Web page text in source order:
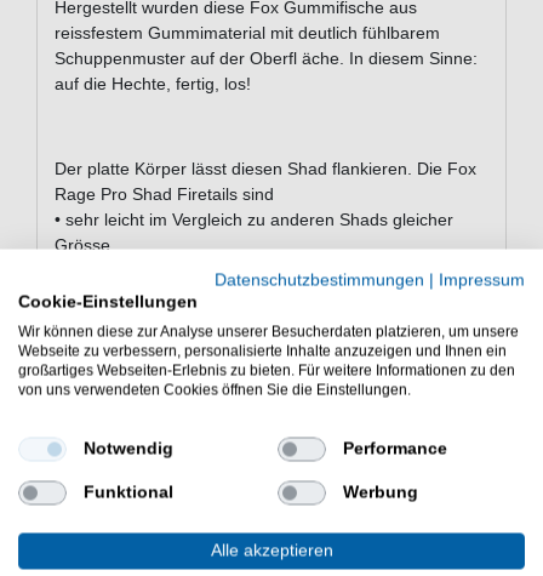
Hergestellt wurden diese Fox Gummifische aus
reissfestem Gummimaterial mit deutlich fühlbarem
Schuppenmuster auf der Oberfl äche. In diesem Sinne:
auf die Hechte, fertig, los!
Der platte Körper lässt diesen Shad flankieren. Die Fox
Rage Pro Shad Firetails sind
• sehr leicht im Vergleich zu anderen Shads gleicher
Grösse
• absoluter Hechtmagnet durch starke Vibrationen und
unvergleichlichen ‘Wobble- Effekt’
• sehr flexibel und zudem stark dank der
Gummimischung
GEWÜNSCHTE FISCHART:
Wolfsbarsch
9" (23cm) - Hecht, Musky, Wels, Nilbarsch, Heilbutt,
Datenschutzbestimmungen | Impressum
Cookie-Einstellungen
Wir können diese zur Analyse unserer Besucherdaten platzieren, um unsere
Webseite zu verbessern, personalisierte Inhalte anzuzeigen und Ihnen ein
großartiges Webseiten-Erlebnis zu bieten. Für weitere Informationen zu den
von uns verwendeten Cookies öffnen Sie die Einstellungen.
Notwendig Performance
Funktional Werbung
Alle akzeptieren